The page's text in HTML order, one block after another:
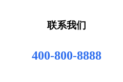
联系我们
400-800-8888